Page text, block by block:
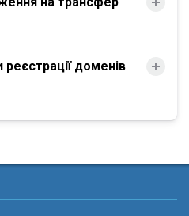
доменів